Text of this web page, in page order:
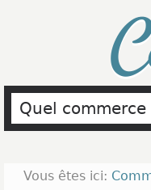
Vous êtes ici: